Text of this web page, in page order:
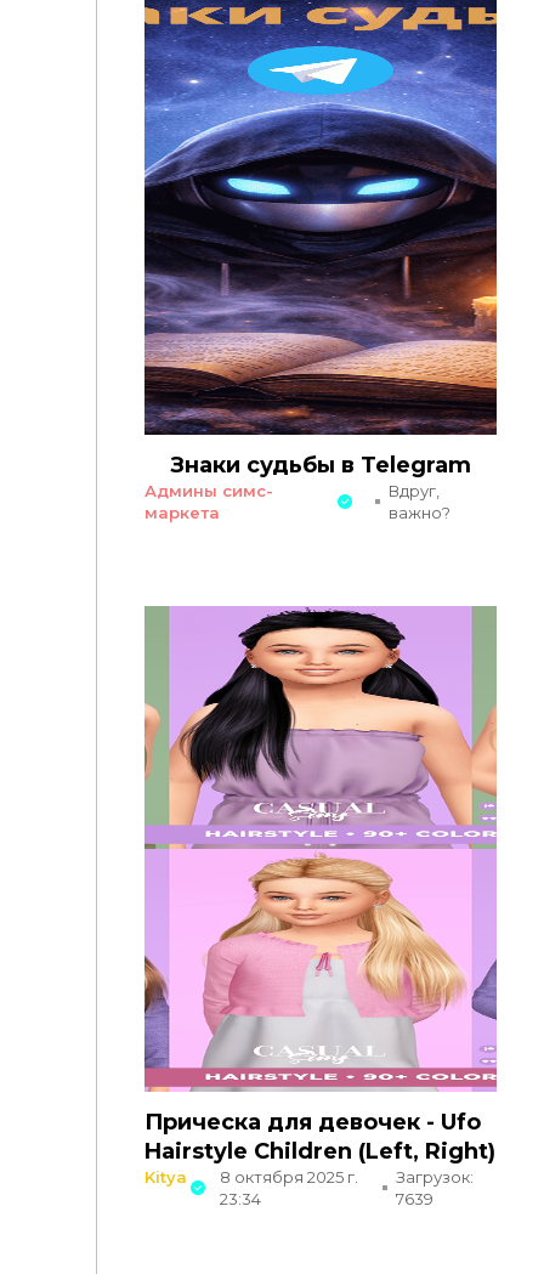
Знаки судьбы в Telegram
Админы симс-
маркета
Вдруг,
важно?
Прическа для девочек - Ufo
Hairstyle Children (Left, Right)
Kitya
8 октября 2025 г.
23:34
Загрузок:
7639